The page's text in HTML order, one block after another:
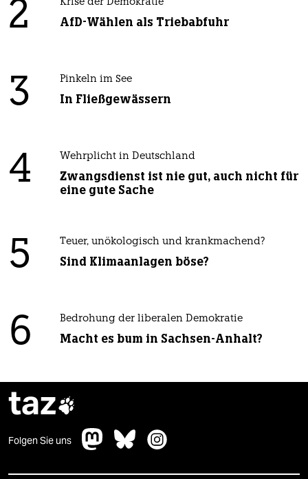
2 Krise der Demokratie
AfD-Wählen als Triebabfuhr
3 Pinkeln im See
In Fließgewässern
4 Wehrplicht in Deutschland
Zwangsdienst ist nie gut, auch nicht für
eine gute Sache
5 Teuer, unökologisch und krankmachend?
Sind Klimaanlagen böse?
6 Bedrohung der liberalen Demokratie
Macht es bum in Sachsen-Anhalt?
taz
Folgen Sie uns